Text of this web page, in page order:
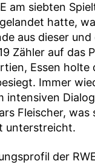
am siebten
hatte,
aus dieser
Zähler auf das
Essen holte
Immer
intensiven
Fleischer, was
unterstreicht.
der